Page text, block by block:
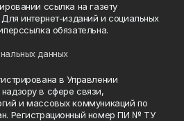
ссылка на газету
интернет-изданий и социальных
обязательна.
данных
в Управлении
в сфере связи,
и массовых коммуникаций по
Регистрационный номер ПИ № ТУ